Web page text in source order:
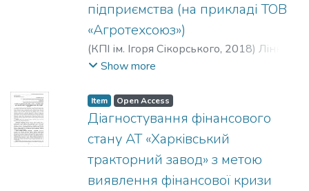
підприємства (на прикладі ТОВ
«Агротехcоюз»)
(КПІ ім. Ігоря Сікорського, 2018) Ліннік,
І. М.;Дергалюк, Б. В.
Show more
Item Open Access
Діагностування фінансового
стану АТ «Харківський
тракторний завод» з метою
виявлення фінансової кризи